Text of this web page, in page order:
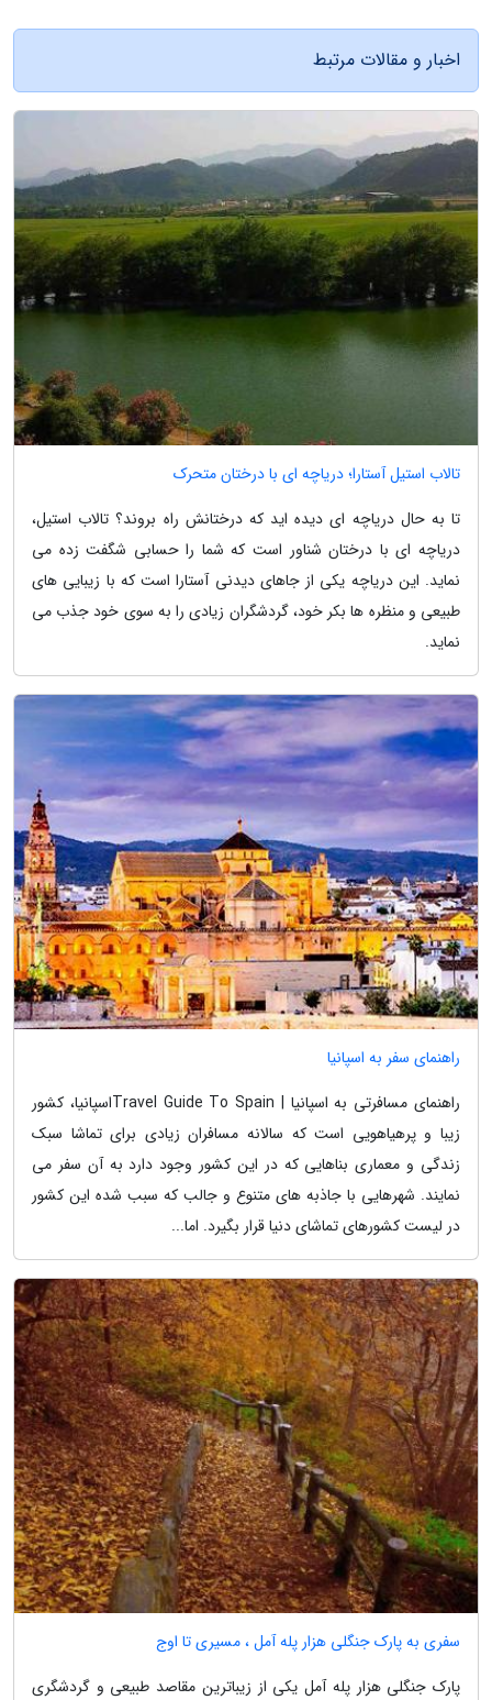
اخبار و مقالات مرتبط
تالاب استیل آستارا؛ دریاچه ای با درختان متحرک
تا به حال دریاچه ای دیده اید که درختانش راه بروند؟ تالاب استیل،
دریاچه ای با درختان شناور است که شما را حسابی شگفت زده می
نماید. این دریاچه یکی از جاهای دیدنی آستارا است که با زیبایی های
طبیعی و منظره ها بکر خود، گردشگران زیادی را به سوی خود جذب می
نماید.
راهنمای سفر به اسپانیا
راهنمای مسافرتی به اسپانیا | Travel Guide To Spainاسپانیا، کشور
زیبا و پرهیاهویی است که سالانه مسافران زیادی برای تماشا سبک
زندگی و معماری بناهایی که در این کشور وجود دارد به آن سفر می
نمایند. شهرهایی با جاذبه های متنوع و جالب که سبب شده این کشور
در لیست کشورهای تماشای دنیا قرار بگیرد. اما...
سفری به پارک جنگلی هزار پله آمل ، مسیری تا اوج
پارک جنگلی هزار پله آمل یکی از زیباترین مقاصد طبیعی و گردشگری